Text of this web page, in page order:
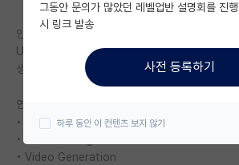
미국 유학 게시판
미국 대학원 합격 후기 게시판
대학원생 모집 게시판
연구실(PI) 홍보 게시판
안녕하세요, 싱가포르 난양공과대학교(NTU,
University) 윤재홍 교수 연구실에서 2026년 8월
생을 모집합니다.
연구 분야:
• Multimodal Understanding
• Self-Evolving AI
• Video Generation
그동안 문의가 많았던 레벨업반 설명회를 진
시 링크 발송
사전 등록하기
하루 동안 이 컨텐츠 보지 않기